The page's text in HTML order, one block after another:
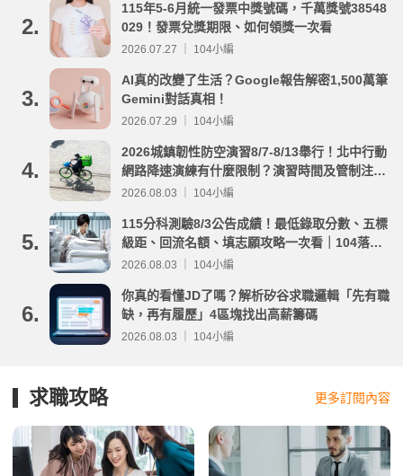
2.
115年5-6月統一發票中獎號碼，千萬獎號38548
029！發票兌獎期限、如何領獎一次看
2026.07.27 ｜ 104小編
3.
AI真的改變了生活？Google報告解密1,500萬筆
Gemini對話真相！
2026.07.29 ｜ 104小編
4.
2026城鎮韌性防空演習8/7-8/13舉行！北中行動
網路降速演練有什麼限制？演習時間及管制注意
事項整理
2026.08.03 ｜ 104小編
5.
115分科測驗8/3公告成績！最低錄取分數、五標
級距、回流名額、填志願攻略一次看｜104落點
分析
2026.08.03 ｜ 104小編
6.
你真的看懂JD了嗎？解析矽谷求職邏輯「先有職
缺，再有履歷」4區塊找出高薪籌碼
2026.08.03 ｜ 104小編
求職攻略 更多訂閱內容